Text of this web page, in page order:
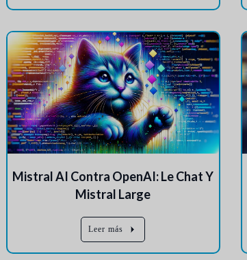
Mistral AI Contra OpenAI: Le Chat Y
Mistral Large
Leer más